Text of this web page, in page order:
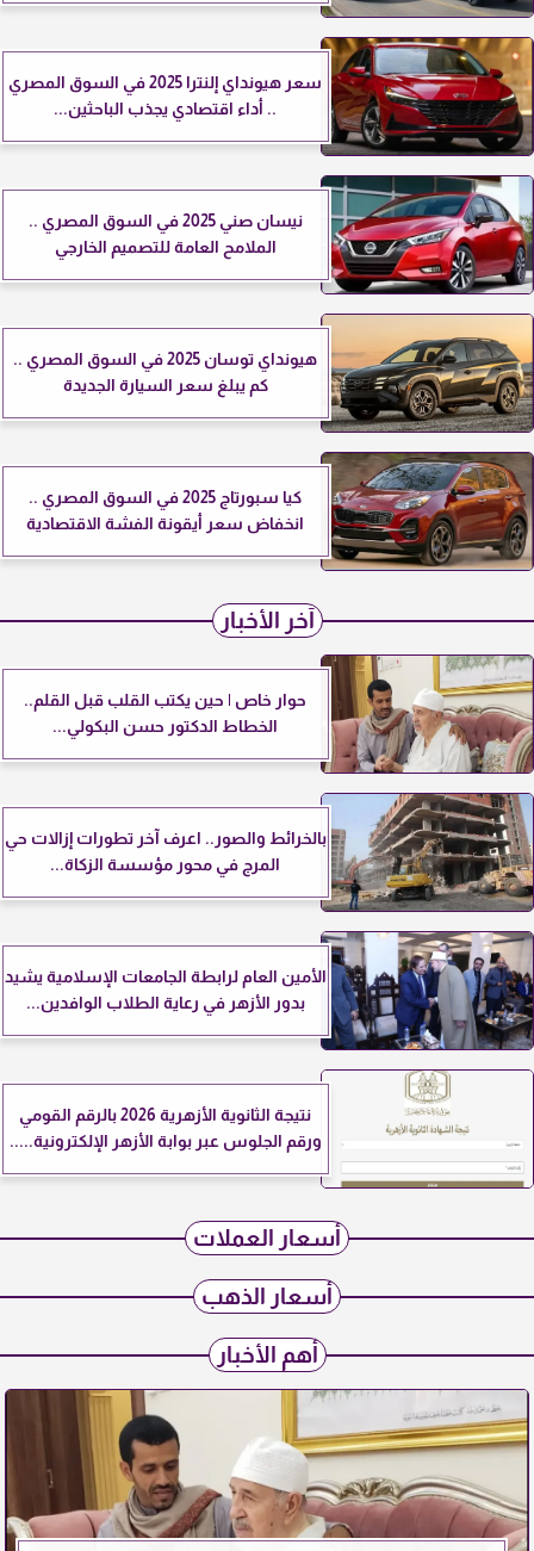
سعر هيونداي إلنترا 2025 في السوق المصري
.. أداء اقتصادي يجذب الباحثين...
نيسان صني 2025 في السوق المصري ..
الملامح العامة للتصميم الخارجي
هيونداي توسان 2025 في السوق المصري ..
كم يبلغ سعر السيارة الجديدة
كيا سبورتاج 2025 في السوق المصري ..
انخفاض سعر أيقونة الفشة الاقتصادية
آخر الأخبار
حوار خاص | حين يكتب القلب قبل القلم..
الخطاط الدكتور حسن البكولي...
بالخرائط والصور.. اعرف آخر تطورات إزالات حي
المرج في محور مؤسسة الزكاة...
الأمين العام لرابطة الجامعات الإسلامية يشيد
بدور الأزهر في رعاية الطلاب الوافدين...
نتيجة الثانوية الأزهرية 2026 بالرقم القومي
ورقم الجلوس عبر بوابة الأزهر الإلكترونية.....
أسعار العملات
أسعار الذهب
أهم الأخبار